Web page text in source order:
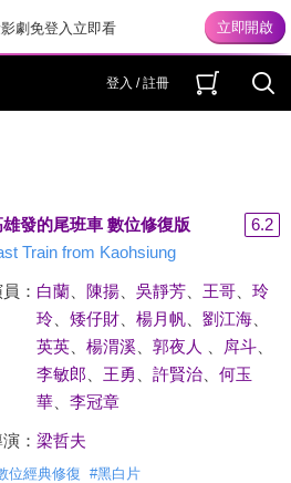
劇免登入立即看
登入 / 註冊
雄發的尾班車 數位修復版
6.2
Train from Kaohsiung
： 白蘭、 陳揚、 吳靜芳、 王哥、 玲
玲、 矮仔財、 楊月帆、 劉江海、
英英、 楊渭溪、 郭夜人 戽斗、
李敏郎
王勇 許賢治、 何玉
華、 李冠章
： 梁哲夫
位經典修復 #黑白片